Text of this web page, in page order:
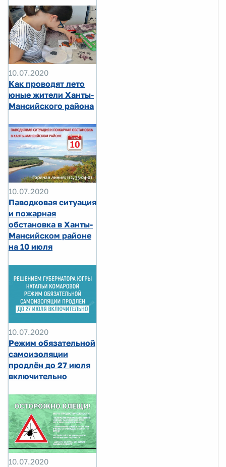
10.07.2020
Как проводят лето
юные жители Ханты-
Мансийского района
10.07.2020
Паводковая ситуация
и пожарная
обстановка в Ханты-
Мансийском районе
на 10 июля
10.07.2020
Режим обязательной
самоизоляции
продлён до 27 июля
включительно
10.07.2020